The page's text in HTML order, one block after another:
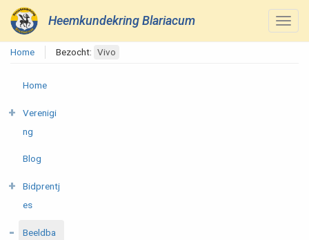
Heemkundekring Blariacum
Home Bezocht: Vivo
Home
Verenigi
ng
Blog
Bidprentj
es
Beeldba